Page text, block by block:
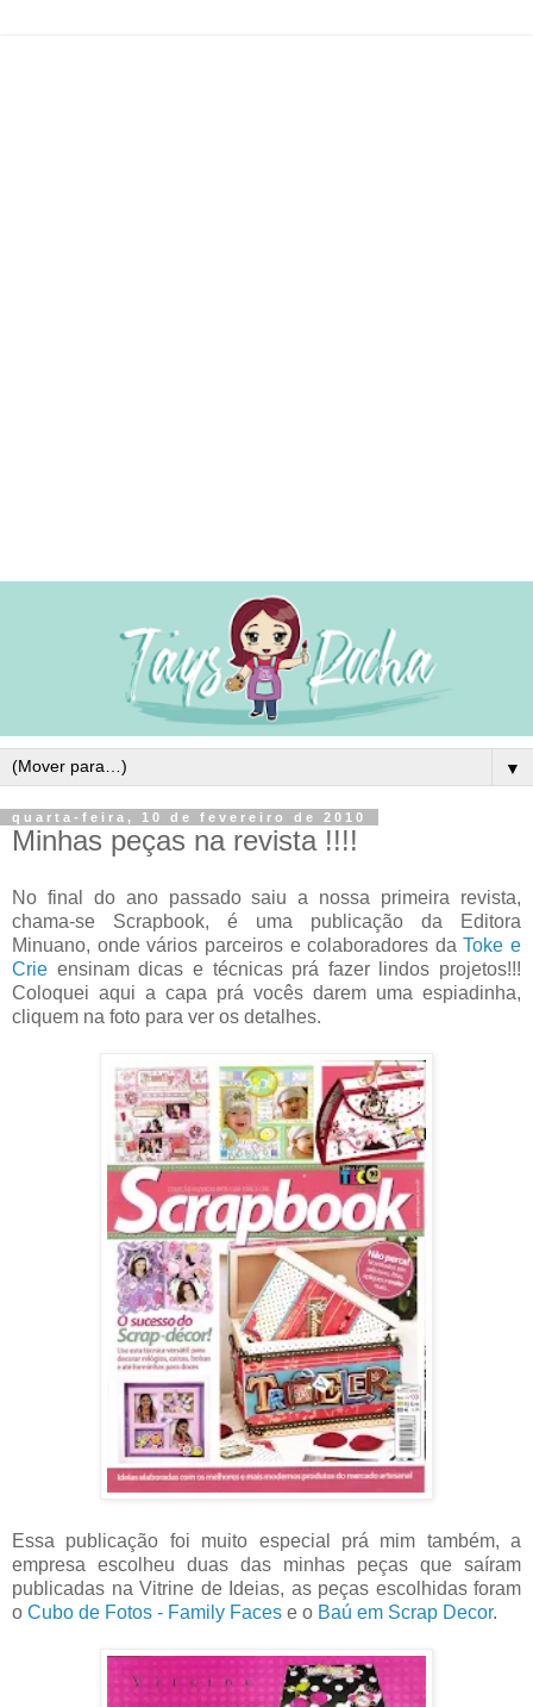
▼
quarta-feira, 10 de fevereiro de 2010
Minhas peças na revista !!!!
No final do ano passado saiu a nossa primeira revista,
chama-se Scrapbook, é uma publicação da Editora
Minuano, onde vários parceiros e colaboradores daToke e
Crie ensinam dicas e técnicas prá fazer lindos projetos!!!
Coloquei aqui a capa prá vocês darem uma espiadinha,
cliquem na foto para ver os detalhes.
Essa publicação foi muito especial prá mim também, a
empresa escolheu duas das minhas peças que saíram
publicadas na Vitrine de Ideias, as peças escolhidas foram
o Cubo de Fotos - Family Faces e o Baú em Scrap Decor.